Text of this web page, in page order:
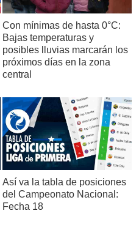
Con mínimas de hasta 0°C:
Bajas temperaturas y
posibles lluvias marcarán los
próximos días en la zona
central
Así va la tabla de posiciones
del Campeonato Nacional:
Fecha 18